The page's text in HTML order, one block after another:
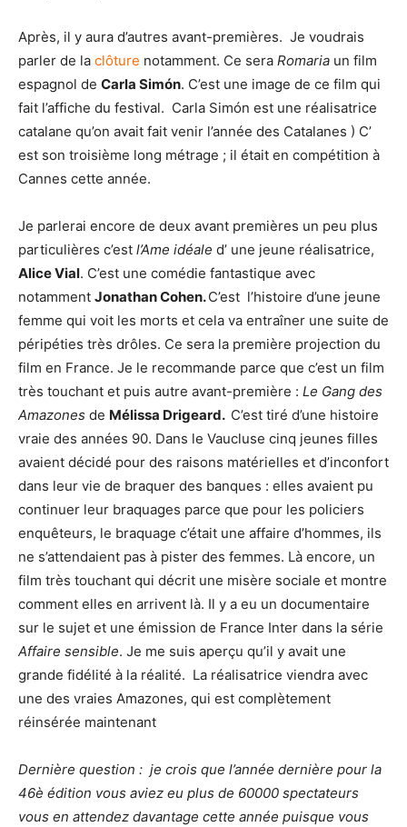
Après, il y aura d’autres avant-premières. Je voudrais
parler de la clôture notamment. Ce sera Romaria un film
espagnol de Carla Simón. C’est une image de ce film qui
fait l’affiche du festival. Carla Simón est une réalisatrice
catalane qu’on avait fait venir l’année des Catalanes ) C’
est son troisième long métrage ; il était en compétition à
Cannes cette année.
Je parlerai encore de deux avant premières un peu plus
particulières c’est l’Ame idéale d’ une jeune réalisatrice,
Alice Vial. C’est une comédie fantastique avec
notamment Jonathan Cohen.C’est l’histoire d’une jeune
femme qui voit les morts et cela va entraîner une suite de
péripéties très drôles. Ce sera la première projection du
film en France. Je le recommande parce que c’est un film
très touchant et puis autre avant-première : Le Gang des
Amazones de Mélissa Drigeard. C’est tiré d’une histoire
vraie des années 90. Dans le Vaucluse cinq jeunes filles
avaient décidé pour des raisons matérielles et d’inconfort
dans leur vie de braquer des banques : elles avaient pu
continuer leur braquages parce que pour les policiers
enquêteurs, le braquage c’était une affaire d’hommes, ils
ne s’attendaient pas à pister des femmes. Là encore, un
film très touchant qui décrit une misère sociale et montre
comment elles en arrivent là. Il y a eu un documentaire
sur le sujet et une émission de France Inter dans la série
Affaire sensible. Je me suis aperçu qu’il y avait une
grande fidélité à la réalité. La réalisatrice viendra avec
une des vraies Amazones, qui est complètement
réinsérée maintenant
Dernière question : je crois que l’année dernière pour la
46è édition vous aviez eu plus de 60000 spectateurs
vous en attendez davantage cette année puisque vous